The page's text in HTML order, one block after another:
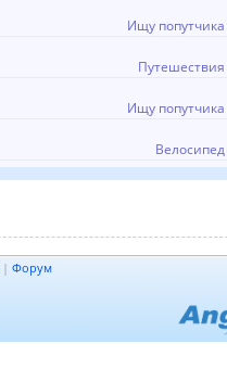
Ищу попутчика
Путешествия
Ищу попутчика
Велосипед
| Форум